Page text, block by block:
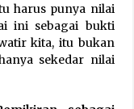
dan Motivasi
Kota Banda
dalam
harus punya nilai
ini sebagai bukti
kita, itu bukan
sekedar nilai